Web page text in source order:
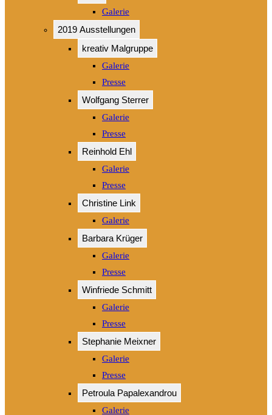
Galerie
2019 Ausstellungen
kreativ Malgruppe
Galerie
Presse
Wolfgang Sterrer
Galerie
Presse
Reinhold Ehl
Galerie
Presse
Christine Link
Galerie
Barbara Krüger
Galerie
Presse
Winfriede Schmitt
Galerie
Presse
Stephanie Meixner
Galerie
Presse
Petroula Papalexandrou
Galerie